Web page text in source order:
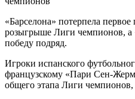
«Барселона» потерпела
розыгрыше Лиги чемпионов,
победу подряд.
Игроки испанского
французскому «Пари Сен-
общего этапа Лиги чемпионов,